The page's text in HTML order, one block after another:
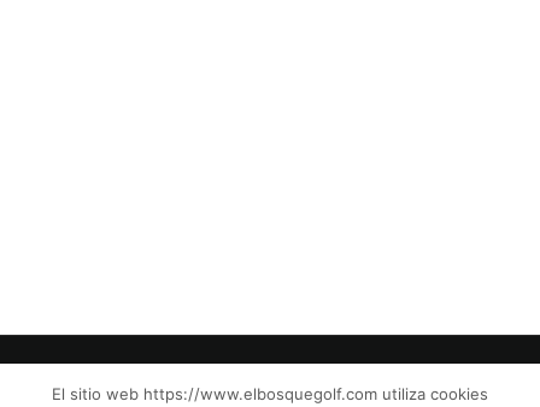
El sitio web https://www.elbosquegolf.com utiliza cookies